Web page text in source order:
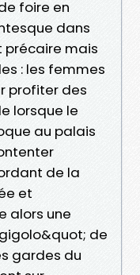
foire en
dans
précaire mais
: les femmes
profiter des
lorsque le
au palais
de la
et
alors une
de
gardes du